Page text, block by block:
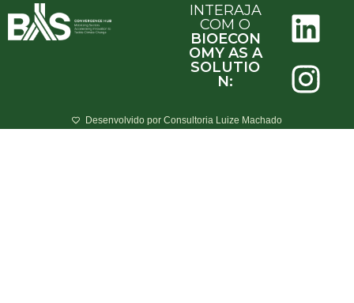
INTERAJA
COM O
BIOECON
OMY AS A
SOLUTIO
N:
Desenvolvido por Consultoria Luize Machado